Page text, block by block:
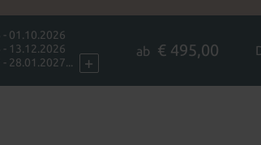
- 01.10.2026
13.12.2026
28.01.2027...
+
ab € 495,00